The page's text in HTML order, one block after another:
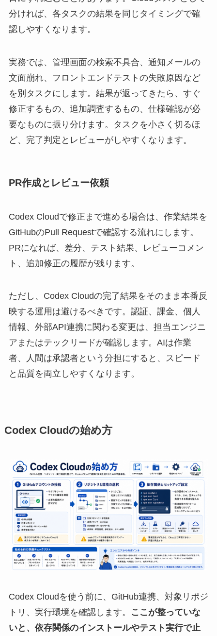
分ければ、各タスクの結果を同じタイミングで確
認しやすくなります。
実務では、管理画面の検索不具合、通知メールの
文面崩れ、フロントエンドテストの失敗原因など
を別タスクにします。結果が返ってきたら、すぐ
修正するもの、追加調査するもの、仕様確認が必
要なものに振り分けます。タスクを小さく切るほ
ど、完了判定とレビューがしやすくなります。
PR作成とレビュー依頼
Codex Cloudで修正まで進める場合は、作業結果を
GitHubのPull Requestで確認する流れにします。
PRになれば、差分、テスト結果、レビューコメン
ト、追加修正の履歴が残ります。
ただし、Codex Cloudの完了結果をそのまま本番反
映する運用は避けるべきです。認証、課金、個人
情報、外部API連携に関わる変更は、担当エンジニ
アまたはテックリードが確認します。AIは作業
者、人間は承認者という分担にすると、スピード
と品質を両立しやすくなります。
Codex Cloudの始め方
Codex Cloudを使う前に、GitHub連携、対象リポジ
トリ、実行環境を確認します。
ここが整っていな
いと、依存関係のインストールやテスト実行で止